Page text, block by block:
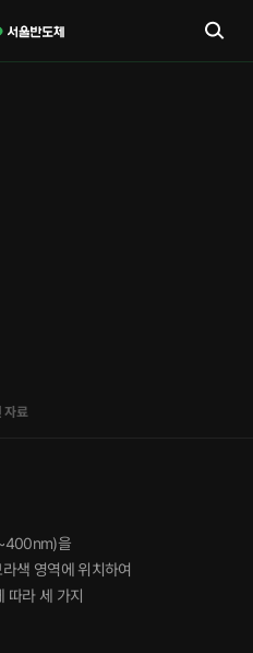
자료
을
색 영역에 위치하여
따라 세 가지